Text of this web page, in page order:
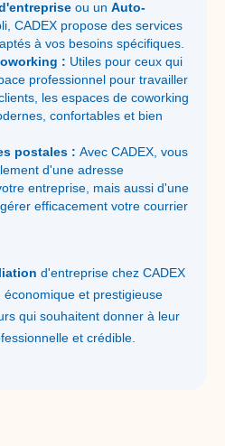
ou un Auto-
CADEX propose des services
à vos besoins spécifiques.
: Utiles pour ceux qui
professionnel pour travailler
les espaces de coworking
confortables et bien
postales : Avec CADEX, vous
d'une adresse
entreprise, mais aussi d'une
efficacement votre courrier
d'entreprise chez CADEX
et prestigieuse
qui souhaitent donner à leur
et crédible.